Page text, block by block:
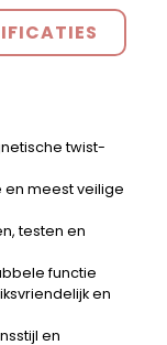
twist-
en meest veilige
testen en
functie
en
en